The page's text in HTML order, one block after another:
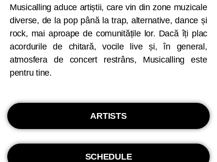
Musicalling aduce artiștii, care vin din zone muzicale
diverse, de la pop până la trap, alternative, dance și
rock, mai aproape de comunitățile lor. Dacă îți plac
acordurile de chitară, vocile live și, în general,
atmosfera de concert restrâns, Musicalling este
pentru tine.
ARTISTS
SCHEDULE